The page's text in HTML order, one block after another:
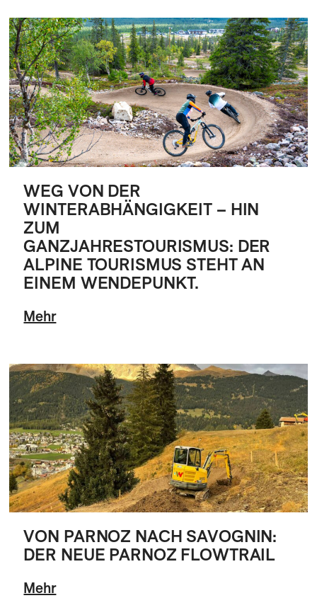
WEG VON DER
WINTERABHÄNGIGKEIT – HIN
ZUM
GANZJAHRESTOURISMUS: DER
ALPINE TOURISMUS STEHT AN
EINEM WENDEPUNKT.
Mehr
VON PARNOZ NACH SAVOGNIN:
DER NEUE PARNOZ FLOWTRAIL
Mehr